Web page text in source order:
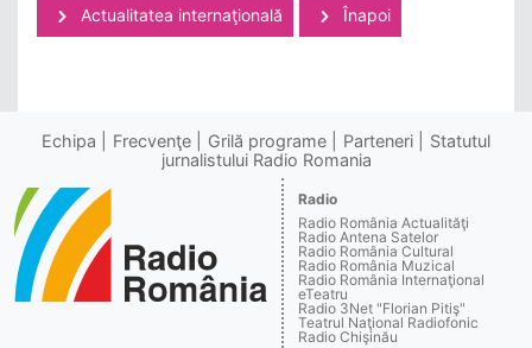
Actualitatea internaţională Înapoi
Echipa Frecvenţe Grilă programe Parteneri
Statutul
jurnalistului Radio Romania
Radio
Radio România Actualităţi
Radio Antena Satelor
Radio România Cultural
Radio România Muzical
Radio România Internaţional
eTeatru
Radio 3Net "Florian Pitiş"
Teatrul Naţional Radiofonic
Radio Chişinău